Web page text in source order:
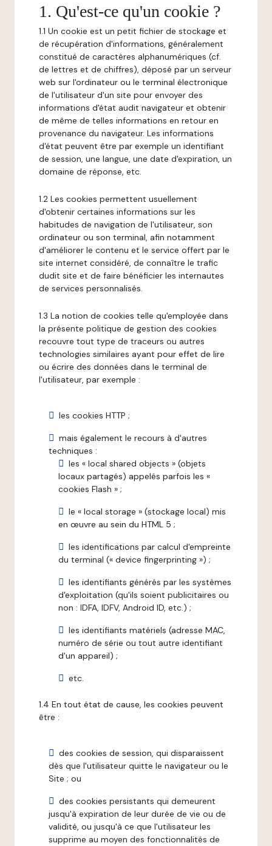
1. Qu'est-ce qu'un cookie ?
1.1 Un cookie est un petit fichier de stockage et
de récupération d'informations, généralement
constitué de caractères alphanumériques (cf.
de lettres et de chiffres), déposé par un serveur
web sur l'ordinateur ou le terminal électronique
de l'utilisateur d'un site pour envoyer des
informations d'état audit navigateur et obtenir
de même de telles informations en retour en
provenance du navigateur. Les informations
d'état peuvent être par exemple un identifiant
de session, une langue, une date d'expiration, un
domaine de réponse, etc.
1.2 Les cookies permettent usuellement
d'obtenir certaines informations sur les
habitudes de navigation de l'utilisateur, son
ordinateur ou son terminal, afin notamment
d'améliorer le contenu et le service offert par le
site internet considéré, de connaître le trafic
dudit site et de faire bénéficier les internautes
de services personnalisés.
1.3 La notion de cookies telle qu'employée dans
la présente politique de gestion des cookies
recouvre tout type de traceurs ou autres
technologies similaires ayant pour effet de lire
ou écrire des données dans le terminal de
l'utilisateur, par exemple :
les cookies HTTP ;
mais également le recours à d'autres
techniques :
les « local shared objects » (objets
locaux partagés) appelés parfois les «
cookies Flash » ;
le « local storage » (stockage local) mis
en œuvre au sein du HTML 5 ;
les identifications par calcul d'empreinte
du terminal (« device fingerprinting ») ;
les identifiants générés par les systèmes
d'exploitation (qu'ils soient publicitaires ou
non : IDFA, IDFV, Android ID, etc.) ;
les identifiants matériels (adresse MAC,
numéro de série ou tout autre identifiant
d'un appareil) ;
etc.
1.4 En tout état de cause, les cookies peuvent
être :
des cookies de session, qui disparaissent
dès que l'utilisateur quitte le navigateur ou le
Site ; ou
des cookies persistants qui demeurent
jusqu'à expiration de leur durée de vie ou de
validité, ou jusqu'à ce que l'utilisateur les
supprime au moyen des fonctionnalités de